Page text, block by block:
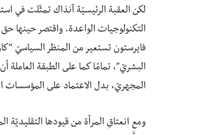
لكن العقبة الرئيسيّة آنذاك تمثّلت في
التكنولوجيات الواعدة. واقتصر
فايرستون تستعير من المنظر السياسيّ
البشريّ”، تمامًا كما على الطبقة
المجهريّ، بدل الاعتماد على المؤسسات
ومع انعتاقِ المرأة من قيودها التقليديّة